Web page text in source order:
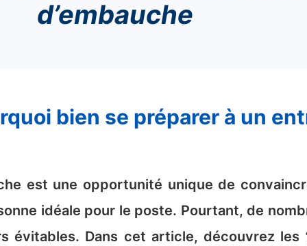
d’embauche
est une opportunité unique de
idéale pour le poste. Pourtant, de
évitables. Dans cet article, découvrez les